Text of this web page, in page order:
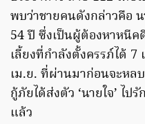
พบว่าชายคนดังกล่าวคือ น
54 ปี ซึ่งเป็นผู้ต้องหาหนี
เลี้ยงที่กำลังตั้งครรภ์ได้ 7
เม.ย. ที่ผ่านมาก่อนจะหล
กู้ภัยได้ส่งตัว ‘นายใจ’ ไ
แล้ว